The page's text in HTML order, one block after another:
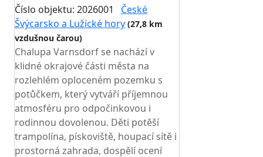
Číslo objektu: 2026001
České
Švýcarsko a Lužické hory (27,8 km
vzdušnou čarou)
Chalupa Varnsdorf se nachází v
klidné okrajové části města na
rozlehlém oploceném pozemku s
potůčkem, který vytváří příjemnou
atmosféru pro odpočinkovou i
rodinnou dovolenou. Děti potěší
trampolína, pískoviště, houpací sítě i
prostorná zahrada, dospělí ocení